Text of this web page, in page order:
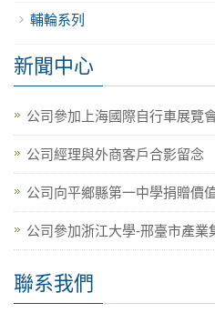
輔輪系列
新聞中心
公司參加上海國際自行車展覽
公司經理與外商客戶合影留念
公司向平鄉縣第一中學捐贈價
公司參加浙江大學-邢臺市產業
聯系我們